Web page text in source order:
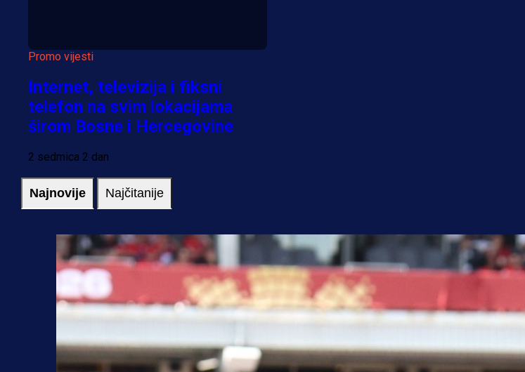
Promo vijesti
Internet, televizija i fiksni
telefon na svim lokacijama
širom Bosne i Hercegovine
2 sedmica 2 dan
Najnovije Najčitanije